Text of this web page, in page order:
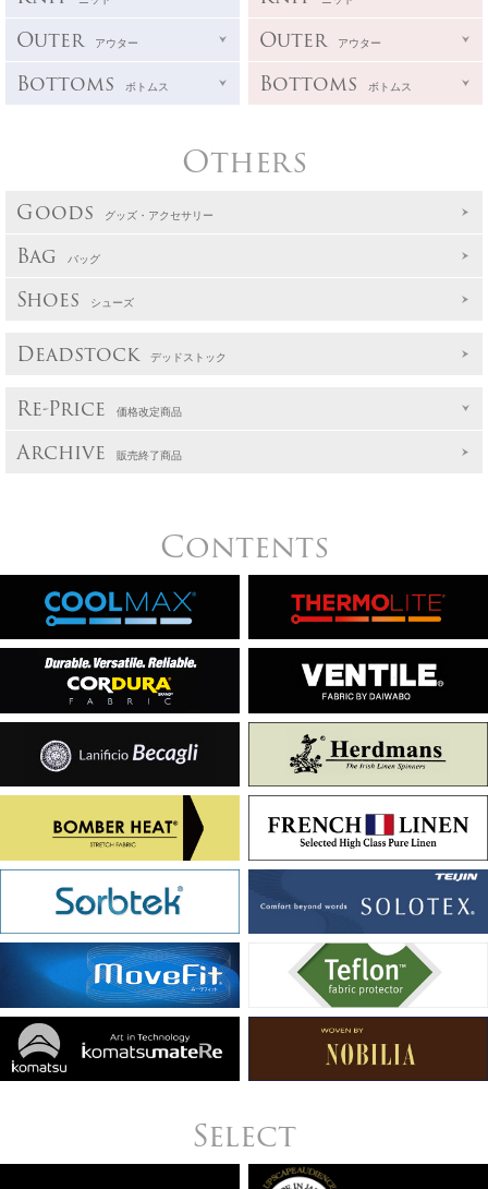
Outer アウター
Bottoms ボトムス
Outer アウター
Bottoms ボトムス
Others
Goods グッズ・アクセサリー
Bag バッグ
Shoes シューズ
Deadstock デッドストック
Re-Price 価格改定商品
Archive 販売終了商品
Contents
Select